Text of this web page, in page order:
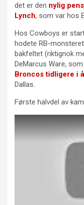
det er den nylig
Lynch, som var hos
Hos Cowboys er
hodete RB-
bakfeltet (riktignok
DeMarcus Ware,
Broncos tidligere i
Dallas.
Første halvdel av